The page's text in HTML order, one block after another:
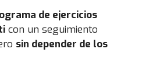
de ejercicios
con un seguimiento
sin depender de los